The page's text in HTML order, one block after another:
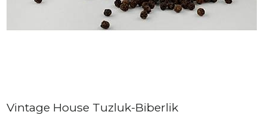
Vintage House Tuzluk-Biberlik